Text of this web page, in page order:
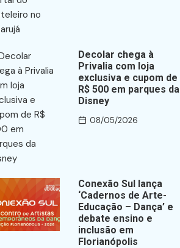
Decolar chega à
Privalia com loja
exclusiva e cupom de
R$ 500 em parques da
Disney
08/05/2026
Conexão Sul lança
‘Cadernos de Arte-
Educação – Dança’ e
debate ensino e
inclusão em
Florianópolis